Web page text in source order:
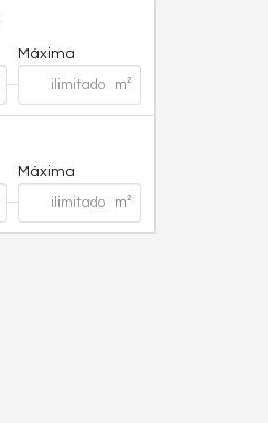
Máxima
Máxima